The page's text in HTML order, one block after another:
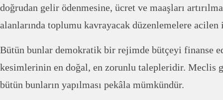
doğrudan gelir ödenmesine, ücret ve maaşları
alanlarında toplumu kavrayacak düzenlemelere acilen
Bütün bunlar demokratik bir rejimde bütçeyi finanse
kesimlerinin en doğal, en zorunlu talepleridir. Meclis
bütün bunların yapılması pekâla mümkündür.